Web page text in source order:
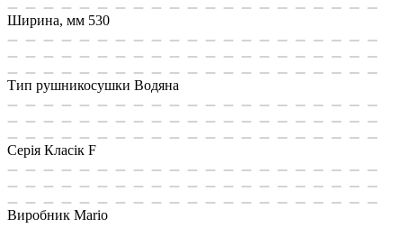
Ширина, мм 530
Тип рушникосушки Водяна
Cерія Класік F
Виробник Mario